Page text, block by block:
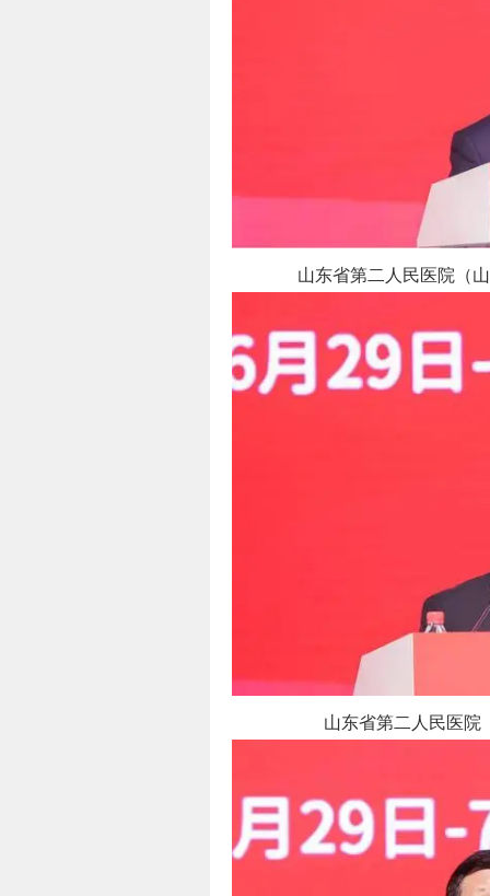
山东省第二人民医院（
山东省第二人民医院